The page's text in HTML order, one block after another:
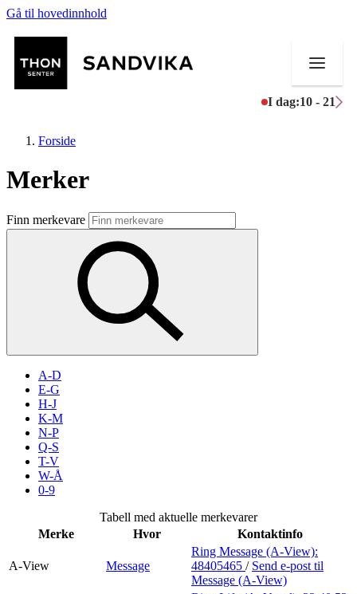
Gå til hovedinnhold
I dag:10 - 21
Butikker
Mat og drikke
Aktiviteter
Merker
Inspirasjon
Søk
Åpningstider
Praktisk informasjon
Forside
Merker
Finn merkevare
A-D
E-G
H-J
K-M
N-P
Q-S
T-V
W-Å
0-9
Tabell med aktuelle merkevarer
Merke
Hvor Kontaktinfo
A-View Message
Ring Message (A-View):
48405465 / Send e-post til
Message (A-View)